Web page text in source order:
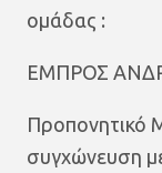
ομάδας :
ΕΜΠΡΟΣ
Προπονητικό
συγχώνευση